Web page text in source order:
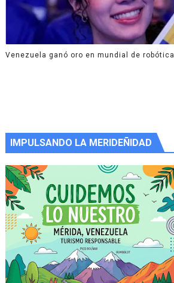
Venezuela ganó oro en mundial de robótica
IMPULSANDO LA MERIDEÑIDAD